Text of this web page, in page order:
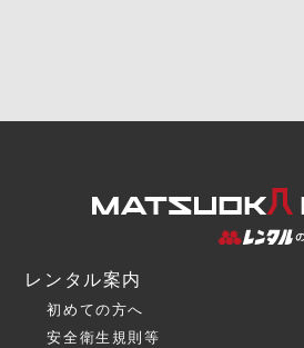
レンタル案内
初めての方へ
安全衛生規則等